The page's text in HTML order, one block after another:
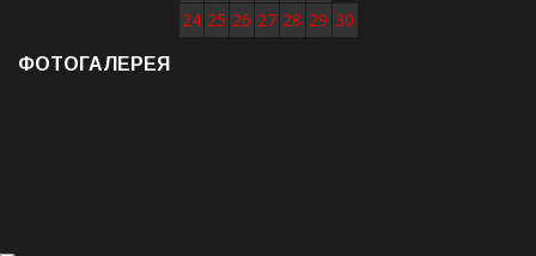
24 25 26 27 28 29 30
ФОТОГАЛЕРЕЯ